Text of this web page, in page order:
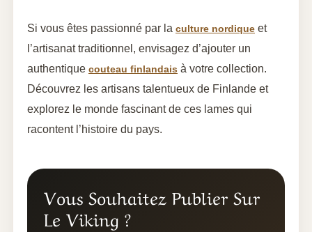
Si vous êtes passionné par la culture nordique et
l’artisanat traditionnel, envisagez d’ajouter un
authentique couteau finlandais à votre collection.
Découvrez les artisans talentueux de Finlande et
explorez le monde fascinant de ces lames qui
racontent l’histoire du pays.
Vous Souhaitez Publier Sur
Le Viking ?